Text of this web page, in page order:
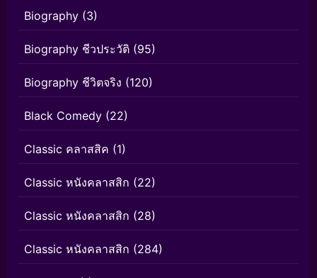
Biography (3)
Biography ชีวประวัติ (95)
Biography ชีวิตจริง (120)
Black Comedy (22)
Classic คลาสสิค (1)
Classic หนังคลาสสิก (22)
Classic หนังคลาสสิก (28)
Classic หนังคลาสสิก (284)